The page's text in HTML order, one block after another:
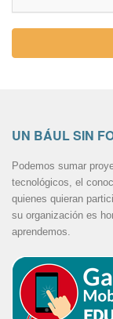
UN BÁUL SIN
Podemos sumar
tecnológicos, el
quienes quieran
su organización es
aprendemos.